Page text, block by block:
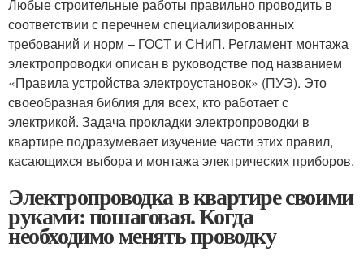
Любые строительные работы правильно проводить в
соответствии с перечнем специализированных
требований и норм – ГОСТ и СНиП. Регламент монтажа
электропроводки описан в руководстве под названием
«Правила устройства электроустановок» (ПУЭ). Это
своеобразная библия для всех, кто работает с
электрикой. Задача прокладки электропроводки в
квартире подразумевает изучение части этих правил,
касающихся выбора и монтажа электрических приборов.
Электропроводка в квартире своими
руками: пошаговая. Когда
необходимо менять проводку